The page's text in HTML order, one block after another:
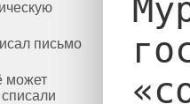
письмо
может